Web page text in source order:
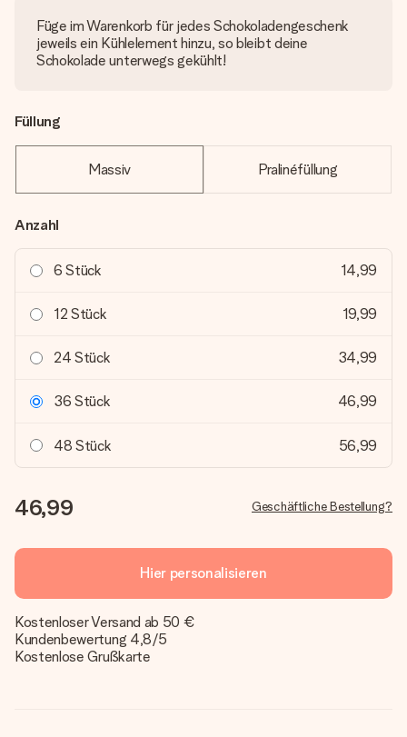
Füge im Warenkorb für jedes Schokoladengeschenk
jeweils ein Kühlelement hinzu, so bleibt deine
Schokolade unterwegs gekühlt!
Füllung
Massiv Pralinéfüllung
Anzahl
6 Stück 14,99
12 Stück 19,99
24 Stück 34,99
36 Stück 46,99
48 Stück 56,99
46,99 Geschäftliche Bestellung?
Hier personalisieren
Kostenloser Versand ab 50 €
Kundenbewertung 4,8/5
Kostenlose Grußkarte